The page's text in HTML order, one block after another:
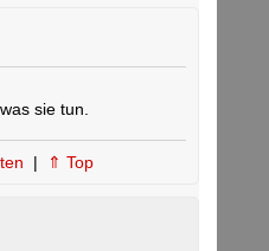
sie tun.
| ⇑ Top